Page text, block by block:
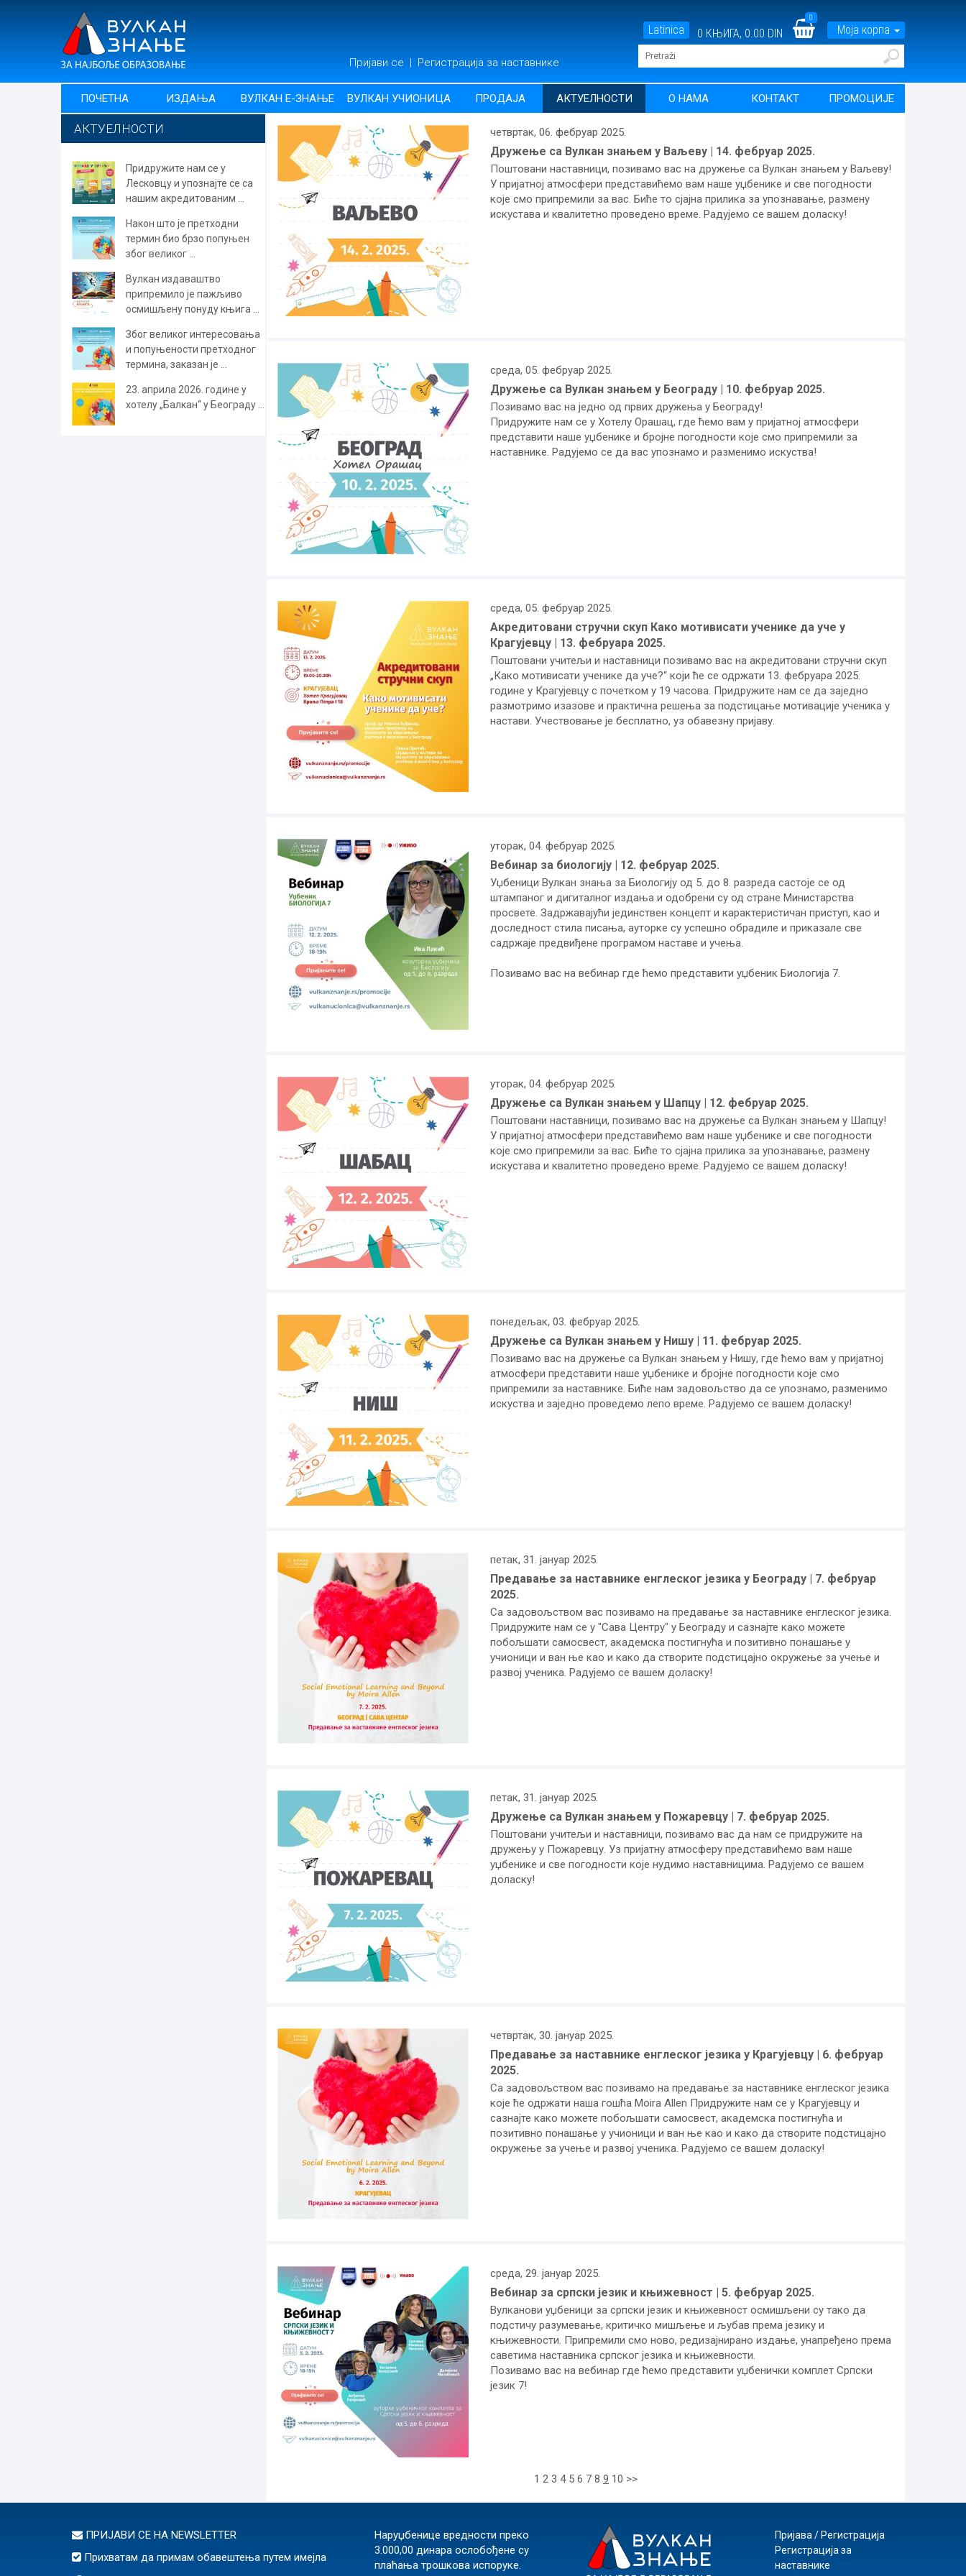
Latinica 0 КЊИГА, 0.00 DIN
0
Моја корпа
Пријави се | Регистрација за наставнике
ПОЧЕТНА ИЗДАЊА ВУЛКАН Е-ЗНАЊЕ ВУЛКАН УЧИОНИЦА ПРОДАЈА АКТУЕЛНОСТИ О НАМА КОНТАКТ ПРОМОЦИЈЕ
АКТУЕЛНОСТИ
Придружите нам се у
Лесковцу и упознајте се са
нашим акредитованим ...
Након што је претходни
термин био брзо попуњен
због великог ...
Вулкан издаваштво
припремило је пажљиво
осмишљену понуду књига ...
Због великог интересовања
и попуњености претходног
термина, заказан је ...
23. априла 2026. године у
хотелу „Балкан“ у Београду ...
четвртак, 06. фебруар 2025.
Дружење са Вулкан знањем у Ваљеву | 14. фебруар 2025.
Поштовани наставници, позивамо вас на дружење са Вулкан знањем у Ваљеву!
У пријатној атмосфери представићемо вам наше уџбенике и све погодности
које смо припремили за вас. Биће то сјајна прилика за упознавање, размену
искустава и квалитетно проведено време. Радујемо се вашем доласку!
среда, 05. фебруар 2025.
Дружење са Вулкан знањем у Београду | 10. фебруар 2025.
Позивамо вас на једно од првих дружења у Београду!
Придружите нам се у Хотелу Орашац, где ћемо вам у пријатној атмосфери
представити наше уџбенике и бројне погодности које смо припремили за
наставнике. Радујемо се да вас упознамо и разменимо искуства!
среда, 05. фебруар 2025.
Акредитовани стручни скуп Како мотивисати ученике да уче у
Крагујевцу | 13. фебруара 2025.
Поштовани учитељи и наставници позивамо вас на акредитовани стручни скуп
„Како мотивисати ученике да уче?“ који ће се одржати 13. фебруара 2025.
године у Крагујевцу с почетком у 19 часова. Придружите нам се да заједно
размотримо изазове и практична решења за подстицање мотивације ученика у
настави. Учествовање је бесплатно, уз обавезну пријаву.
уторак, 04. фебруар 2025.
Вебинар за биологију | 12. фебруар 2025.
Уџбеници Вулкан знања за Биологију од 5. до 8. разреда састоје се од
штампаног и дигиталног издања и одобрени су од стране Министарства
просвете. Задржавајући јединствен концепт и карактеристичан приступ, као и
доследност стила писања, ауторке су успешно обрадиле и приказале све
садржаје предвиђене програмом наставе и учења.
Позивамо вас на вебинар где ћемо представити уџбеник Биологија 7.
уторак, 04. фебруар 2025.
Дружење са Вулкан знањем у Шапцу | 12. фебруар 2025.
Поштовани наставници, позивамо вас на дружење са Вулкан знањем у Шапцу!
У пријатној атмосфери представићемо вам наше уџбенике и све погодности
које смо припремили за вас. Биће то сјајна прилика за упознавање, размену
искустава и квалитетно проведено време. Радујемо се вашем доласку!
понедељак, 03. фебруар 2025.
Дружење са Вулкан знањем у Нишу | 11. фебруар 2025.
Позивамо вас на дружење са Вулкан знањем у Нишу, где ћемо вам у пријатној
атмосфери представити наше уџбенике и бројне погодности које смо
припремили за наставнике. Биће нам задовољство да се упознамо, разменимо
искуства и заједно проведемо лепо време. Радујемо се вашем доласку!
петак, 31. јануар 2025.
Предавање за наставнике енглеског језика у Београду | 7. фебруар
2025.
Са задовољством вас позивамо на предавање за наставнике енглеског језика.
Придружите нам се у "Сава Центру" у Београду и сазнајте како можете
побољшати самосвест, академска постигнућа и позитивно понашање у
учионици и ван ње као и како да створите подстицајно окружење за учење и
развој ученика. Радујемо се вашем доласку!
петак, 31. јануар 2025.
Дружење са Вулкан знањем у Пожаревцу | 7. фебруар 2025.
Поштовани учитељи и наставници, позивамо вас да нам се придружите на
дружењу у Пожаревцу. Уз пријатну атмосферу представићемо вам наше
уџбенике и све погодности које нудимо наставницима. Радујемо се вашем
доласку!
четвртак, 30. јануар 2025.
Предавање за наставнике енглеског језика у Крагујевцу | 6. фебруар
2025.
Са задовољством вас позивамо на предавање за наставнике енглеског језика
које ће одржати наша гошћа Moira Allen Придружите нам се у Крагујевцу и
сазнајте како можете побољшати самосвест, академска постигнућа и
позитивно понашање у учионици и ван ње као и како да створите подстицајно
окружење за учење и развој ученика. Радујемо се вашем доласку!
среда, 29. јануар 2025.
Вебинар за српски језик и књижевност | 5. фебруар 2025.
Вулканови уџбеници за српски језик и књижевност осмишљени су тако да
подстичу разумевање, критичко мишљење и љубав према језику и
књижевности. Припремили смо ново, редизајнирано издање, унапређено према
саветима наставника српског језика и књижевности.
Позивамо вас на вебинар где ћемо представити уџбенички комплет Српски
језик 7!
1 2 3 4 5 6 7 8 9 10 >>
ПРИЈАВИ СЕ НА NEWSLETTER
Прихватам да примам обавештења путем имејла
Наруџбенице вредности преко
3.000,00 динара ослобођене су
плаћања трошкова испоруке.
Пријава / Регистрација
Регистрација за
наставнике